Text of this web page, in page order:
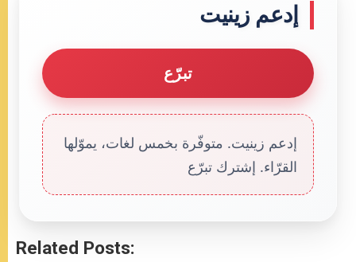
إدعم زينيت
تبرّع
إدعم زينيت. متوفّرة بخمس لغات، يموّلها
القرّاء. إشترك تبرّع
Related Posts: